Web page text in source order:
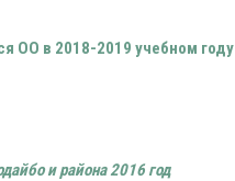
ОО в 2018-2019 учебном году
и района 2016 год